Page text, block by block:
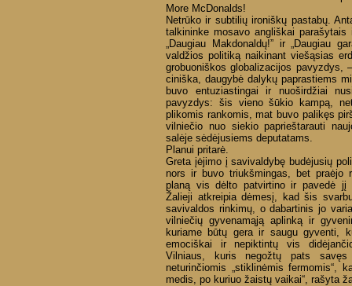
More McDonalds!
Netrūko ir subtilių ironiškų pastabų.
talkininke mosavo angliškai
„Daugiau Makdonaldų!” ir „Daugiau
valdžios politiką naikinant viešąsias
grobuoniškos globalizacijos
ciniška, daugybė dalykų paprastiems
buvo entuziastingai ir nuoširdžiai
pavyzdys: šis vieno šūkio kampą,
plikomis rankomis, mat buvo palikęs
vilniečio nuo siekio paprieštarauti
salėje sėdėjusiems deputatams.
Planui pritarė.
Greta įėjimo į savivaldybę budėjusių
nors ir buvo triukšmingas, bet praėjo
planą vis dėlto patvirtino ir pavedė jį
Žalieji atkreipia dėmesį, kad šis
savivaldos rinkimų, o dabartinis jo
vilniečių gyvenamąją aplinką ir
kuriame būtų gera ir saugu gyventi,
emociškai ir nepiktintų vis
Vilniaus, kuris negožtų pats savęs
neturinčiomis „stiklinėmis fermomis“,
medis, po kuriuo žaistų vaikai“, rašyta